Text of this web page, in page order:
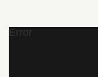
Error